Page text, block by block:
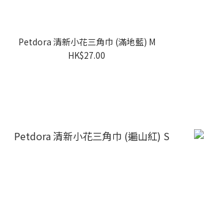
Petdora 清新小花三角巾 (滿地藍) M
HK$27.00